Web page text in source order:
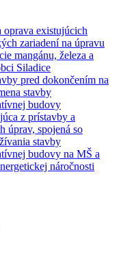
oprava existujúcich
zariadení na úpravu
mangánu, železa a
Siladice
pred dokončením na
stavby
budovy
z prístavby a
úprav, spojená so
stavby
budovy na MŠ a
náročnosti